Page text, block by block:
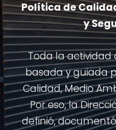
Política de
y
Toda la actividad
basada y guiada
Calidad, Medio
Por eso, la
definió,